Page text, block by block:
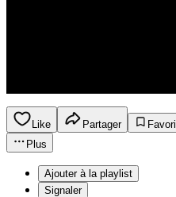
Like Partager
Favori
Plus
Ajouter à la playlist
Signaler